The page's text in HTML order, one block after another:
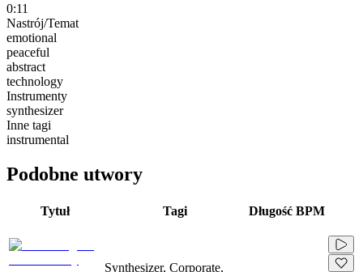
0:11
Nastrój/Temat
emotional
peaceful
abstract
technology
Instrumenty
synthesizer
Inne tagi
instrumental
Podobne utwory
Tytuł Tagi Długość BPM
Synthesizer, Corporate,